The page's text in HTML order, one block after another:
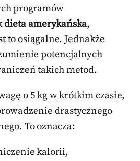
programów
dieta amerykańska,
to osiągalne. Jednakże
potencjalnych
takich metod.
o 5 kg w krótkim czasie,
drastycznego
To oznacza:
kalorii,